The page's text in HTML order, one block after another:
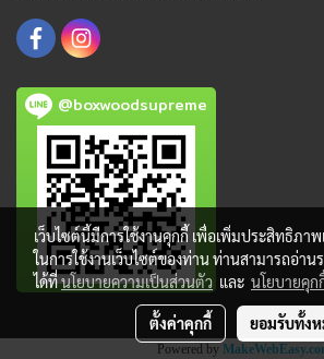
@boxwoodsupreme
Powered by
เว็บไซต์นี้มีการใช้งานคุกกี้ เพื่อเพิ่มประสิทธิภ
ในการใช้งานเว็บไซต์ของท่าน ท่านสามารถอ่าน
ได้ที่นโยบายความเป็นส่วนตัว และ นโยบายคุก
ตั้งค่าคุกกี้ ยอมรับทั้ง